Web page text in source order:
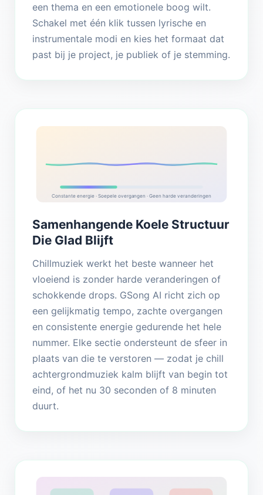
een thema en een emotionele boog wilt.
Schakel met één klik tussen lyrische en
instrumentale modi en kies het formaat dat
past bij je project, je publiek of je stemming.
Constante energie · Soepele overgangen · Geen harde veranderingen
Samenhangende Koele Structuur
Die Glad Blijft
Chillmuziek werkt het beste wanneer het
vloeiend is zonder harde veranderingen of
schokkende drops. GSong AI richt zich op
een gelijkmatig tempo, zachte overgangen
en consistente energie gedurende het hele
nummer. Elke sectie ondersteunt de sfeer in
plaats van die te verstoren — zodat je chill
achtergrondmuziek kalm blijft van begin tot
eind, of het nu 30 seconden of 8 minuten
duurt.